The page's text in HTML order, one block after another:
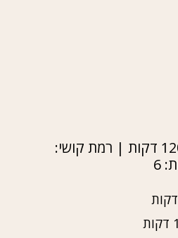
זמן הכנת המתכון: 120 דקות | רמת קושי:
6